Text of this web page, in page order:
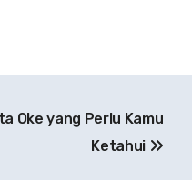
Oke yang Perlu Kamu
Ketahui